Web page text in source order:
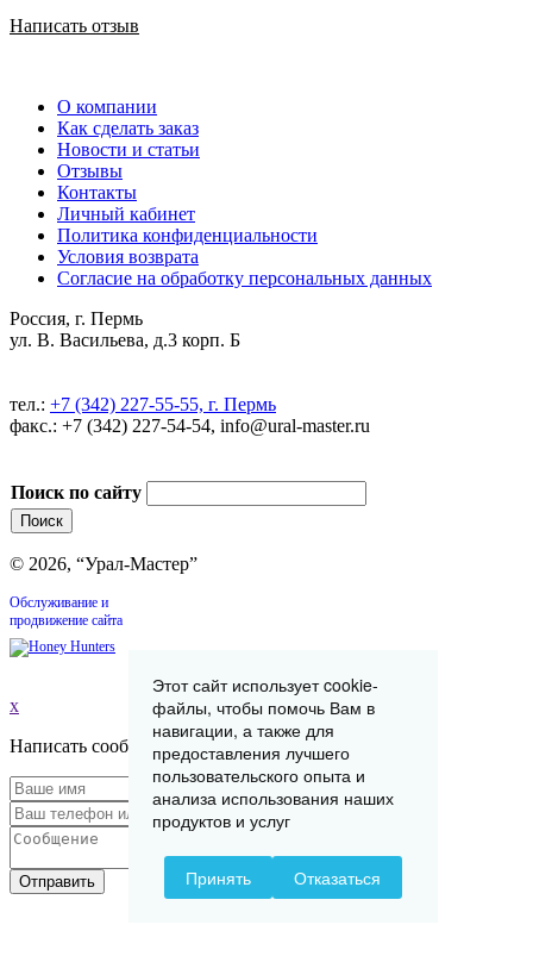
Написать отзыв
О компании
Как сделать заказ
Новости и статьи
Отзывы
Контакты
Личный кабинет
Политика конфиденциальности
Условия возврата
Согласие на обработку персональных данных
Россия, г. Пермь
ул. В. Васильева, д.3 корп. Б
тел.: +7 (342) 227-55-55, г. Пермь
факс.: +7 (342) 227-54-54, info@ural-master.ru
Поиск по сайту
© 2026, “Урал-Мастер”
Обслуживание и
продвижение сайта
x
Написать сообщение
Отправить
Этот сайт использует cookie-
файлы, чтобы помочь Вам в
навигации, а также для
предоставления лучшего
пользовательского опыта и
анализа использования наших
продуктов и услуг
Принять Отказаться